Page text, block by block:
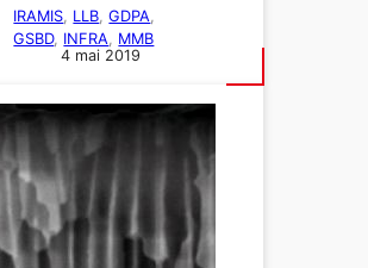
IRAMIS, LLB, GDPA
GSBD, INFRA, MMB
4 mai 2019